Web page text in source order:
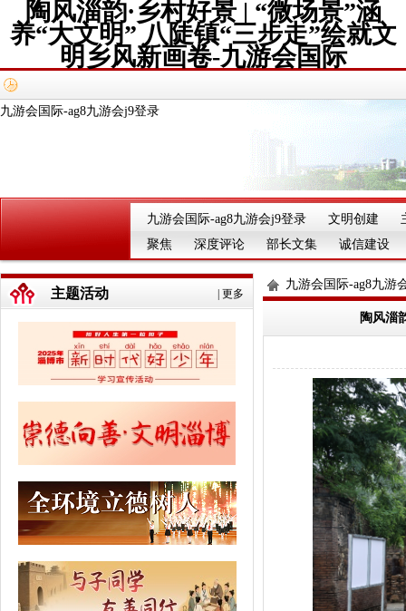
陶风淄韵·乡村好景 | “微场景”涵
养“大文明” 八陡镇“三步走”绘就文
明乡风新画卷-九游会国际
九游会国际-ag8九游会j9登录
九游会国际-ag8九游会j9登录 文明创建
聚焦
深度评论 部长文集 诚信建设
更多
主题活动
九游会国际-ag8九游
陶风淄